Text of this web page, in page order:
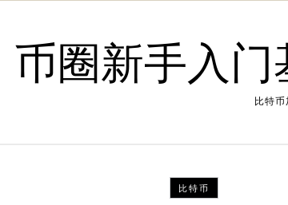
币圈新手入
比特
比特币